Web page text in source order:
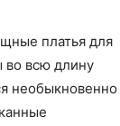
платья для
во всю длину
необыкновенно